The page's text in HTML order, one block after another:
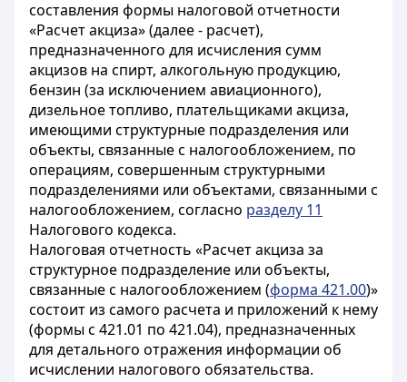
составления формы налоговой отчетности
«Расчет акциза» (далее - расчет),
предназначенного для исчисления сумм
акцизов на спирт, алкогольную продукцию,
бензин (за исключением авиационного),
дизельное топливо, плательщиками акциза,
имеющими структурные подразделения или
объекты, связанные с налогообложением, по
операциям, совершенным структурными
подразделениями или объектами, связанными с
налогообложением, согласно разделу 11
Налогового кодекса.
Налоговая отчетность «Расчет акциза за
структурное подразделение или объекты,
связанные с налогообложением (форма 421.00)»
состоит из самого расчета и приложений к нему
(формы с 421.01 по 421.04), предназначенных
для детального отражения информации об
исчислении налогового обязательства.